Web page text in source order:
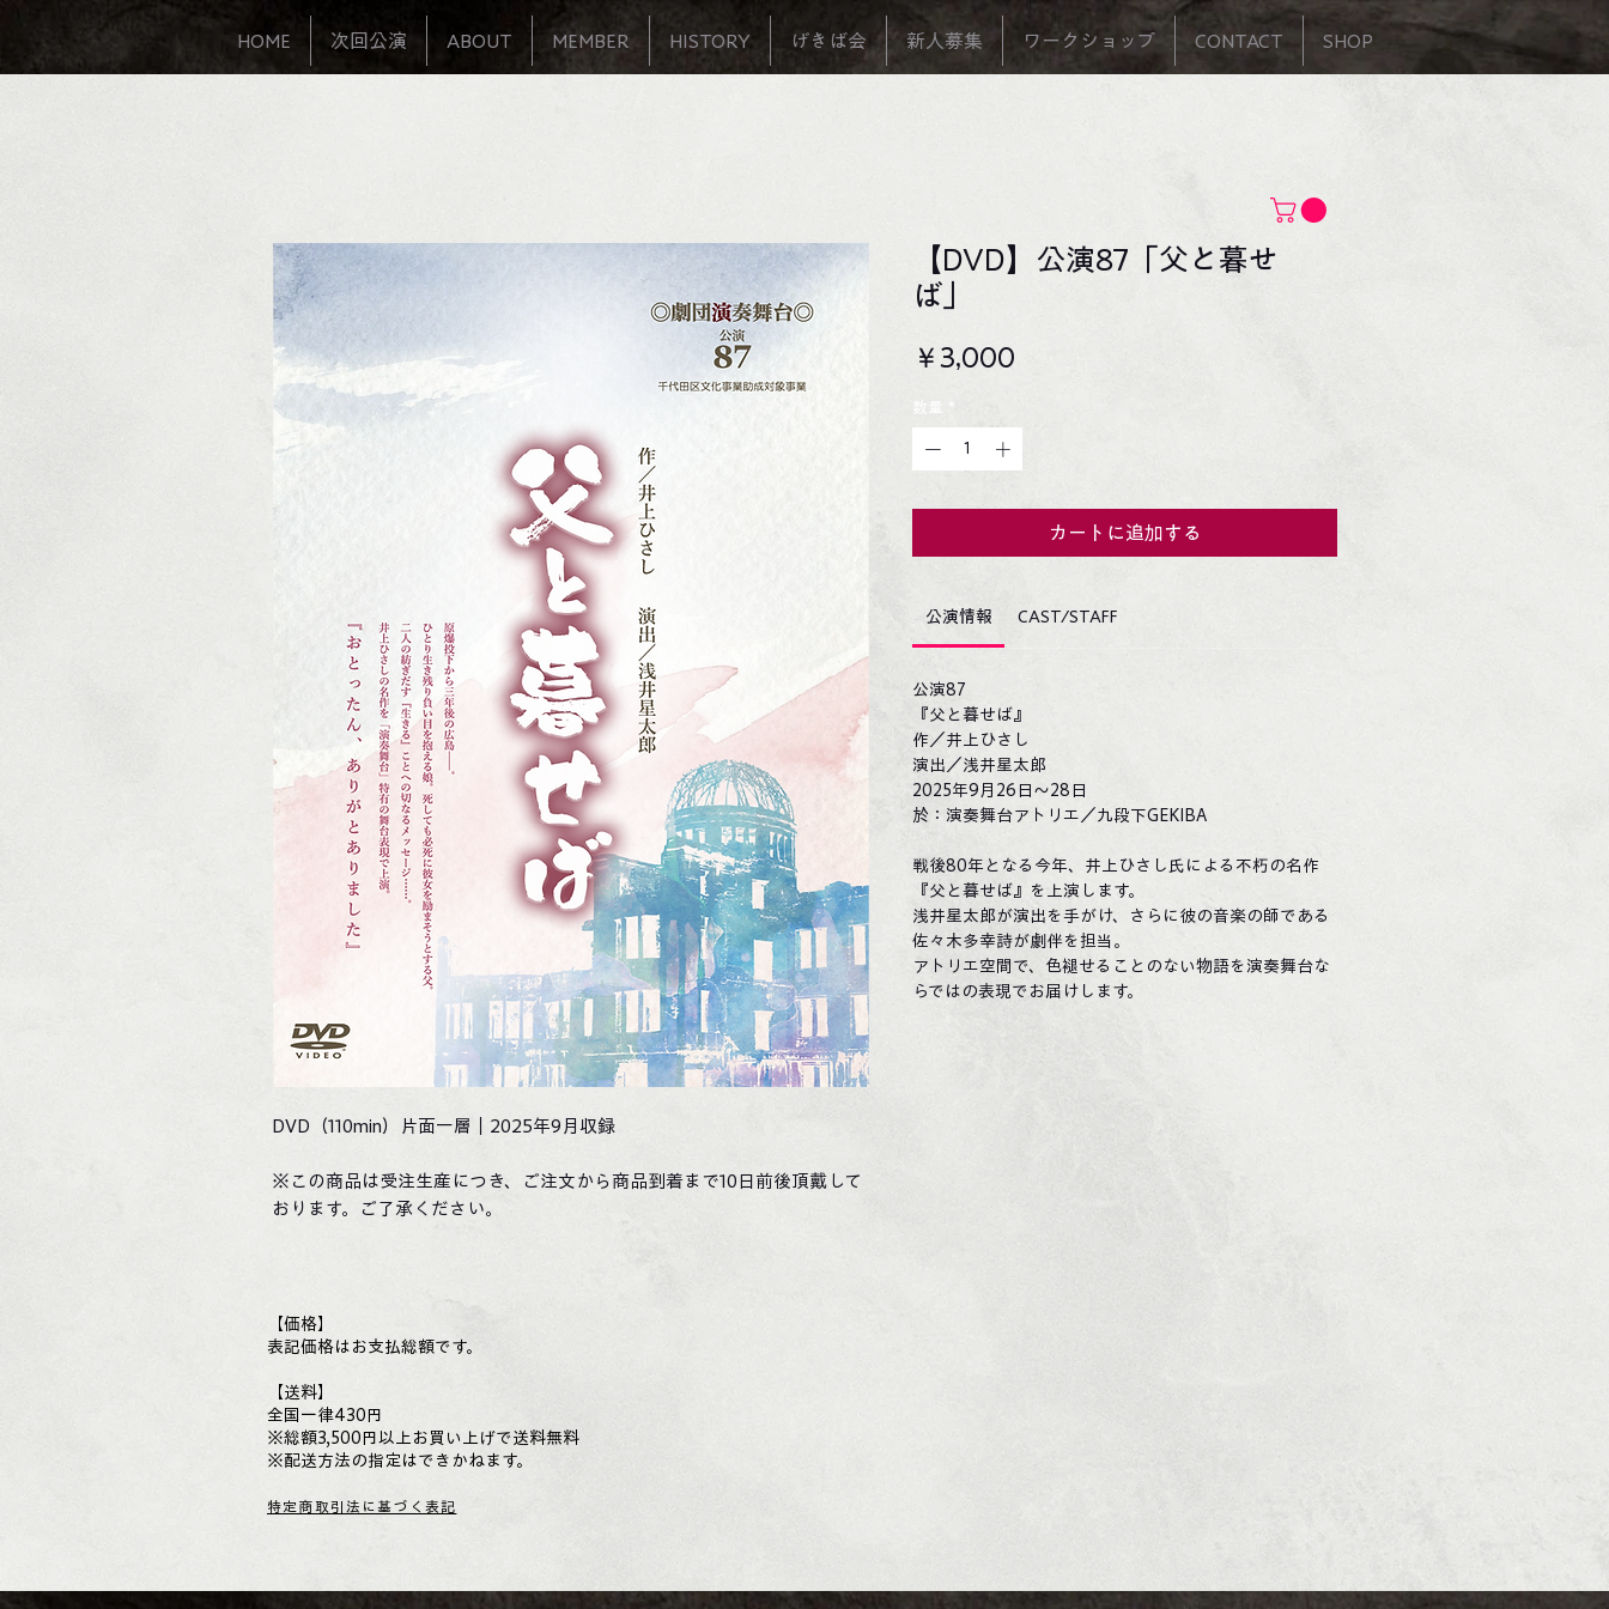
HOME 次回公演 ABOUT MEMBER HISTORY げきば会 新人募集 ワークショップ CONTACT SHOP
DVD（110min）片面一層｜2025年9月収録
※この商品は受注生産につき、ご注文から商品到着まで10日前後頂戴して
おります。ご了承ください。
【DVD】公演87「父と暮せ
ば」
￥3,000
数量 *
カートに追加する
公演情報 CAST/STAFF
公演87
『父と暮せば』
作／井上ひさし
演出／浅井星太郎
2025年9月26日～28日
於：演奏舞台アトリエ／九段下GEKIBA
戦後80年となる今年、井上ひさし氏による不朽の名作
『父と暮せば』を上演します。
浅井星太郎が演出を手がけ、さらに彼の音楽の師である
佐々木多幸詩が劇伴を担当。
アトリエ空間で、色褪せることのない物語を演奏舞台な
らではの表現でお届けします。
【価格】
表記価格はお支払総額です。
【送料】
全国一律430円
※総額3,500円以上お買い上げで送料無料
※配送方法の指定はできかねます。
特定商取引法に基づく表記